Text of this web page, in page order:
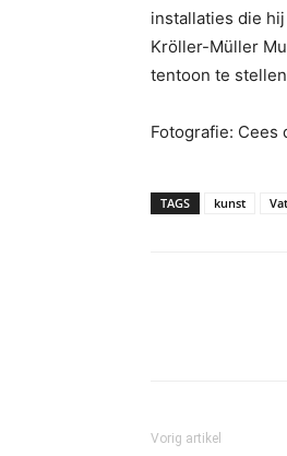
installaties die
Kröller-Müller
tentoon te
Fotografie: Cees
TAGS kunst
Vorig artikel